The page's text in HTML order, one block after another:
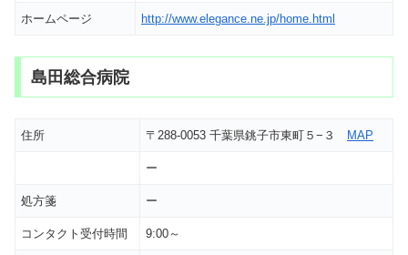
ホームページ http://www.elegance.ne.jp/home.html
島田総合病院
住所 〒288-0053 千葉県銚子市東町５−３ MAP
ー
処方箋 ー
コンタクト受付時間 9:00～